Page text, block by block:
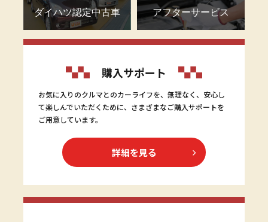
ダイハツ認定中古車 アフターサービス
購入サポート
お気に入りのクルマとのカーライフを、無理なく、安心し
て楽しんでいただくために、さまざまなご購入サポートを
ご用意しています。
詳細を見る